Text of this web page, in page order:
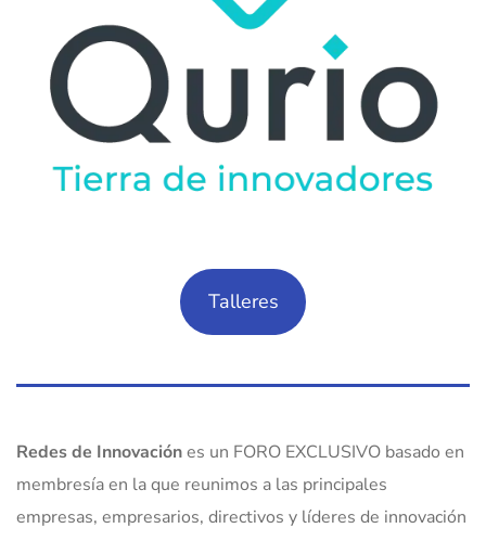
Talleres
Redes de Innovaciónes un FORO EXCLUSIVO basado en
membresía en la que reunimos a las principales
empresas, empresarios, directivos y líderes de innovación